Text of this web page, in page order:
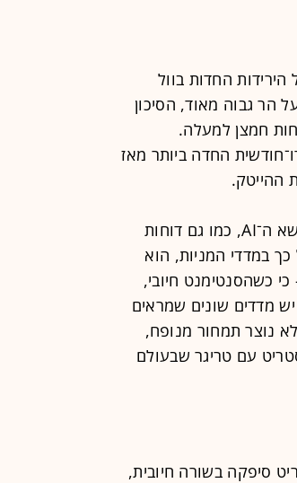
החדות בוול
הר גבוה מאוד, הסיכון
חמצן למעלה.
100 את העלייה הדו־חודשית החדה ביותר מאז
"השינוי הזה אינו סתמי", מדגיש קצביאן. "הוא מגיע סביב נושא ה־AI, כמו גם דוחות
במדדי המניות, הוא
כשהסנטימנט חיובי,
מדדים שונים שמראים
נוצר תמחור מנופח,
עם טריגר שבעולם
סיפקה בשורה חיובית,